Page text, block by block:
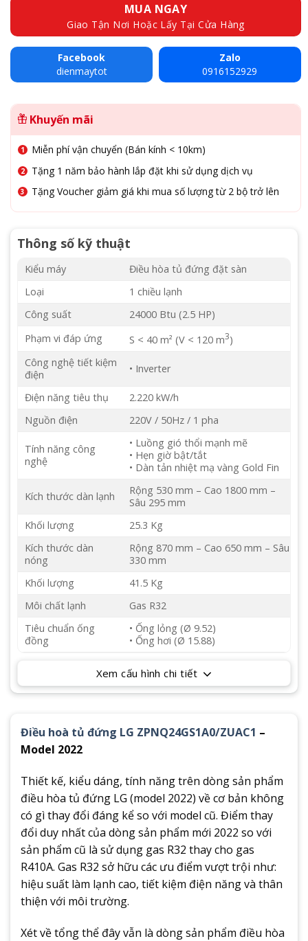
MUA NGAY
Giao Tận Nơi Hoặc Lấy Tại Cửa Hàng
Facebook
dienmaytot
Zalo
0916152929
Khuyến mãi
Miễn phí vận chuyển (Bán kính < 10km)
Tặng 1 năm bảo hành lắp đặt khi sử dụng dịch vụ
Tặng Voucher giảm giá khi mua số lượng từ 2 bộ trở lên
Điều hoà tủ đứng LG ZPNQ24GS1A0/ZUAC1 –
Model 2022
Thiết kế, kiểu dáng, tính năng trên dòng sản phẩm
điều hòa tủ đứng LG (model 2022) về cơ bản không
có gì thay đổi đáng kể so với model cũ. Điểm thay
đổi duy nhất của dòng sản phẩm mới 2022 so với
sản phẩm cũ là sử dụng gas R32 thay cho gas
R410A. Gas R32 sở hữu các ưu điểm vượt trội như:
hiệu suất làm lạnh cao, tiết kiệm điện năng và thân
thiện với môi trường.
Xét về tổng thể đây vẫn là dòng sản phẩm điều hòa
Thông số kỹ thuật
Kiểu máy
Điều hòa tủ đứng đặt sàn
Loại
1 chiều lạnh
Công suất
24000 Btu (2.5 HP)
Phạm vi đáp ứng
S < 40 m² (V < 120 m3)
Công nghệ tiết kiệm
điện
• Inverter
Điện năng tiêu thụ
2.220 kW/h
Nguồn điện
220V / 50Hz / 1 pha
Tính năng công
nghệ
• Luồng gió thổi mạnh mẽ
• Hẹn giờ bật/tắt
• Dàn tản nhiệt mạ vàng Gold Fin
Kích thước dàn lạnh
Rộng 530 mm – Cao 1800 mm –
Sâu 295 mm
Khối lượng
25.3 Kg
Kích thước dàn
nóng
Rộng 870 mm – Cao 650 mm – Sâu
330 mm
Khối lượng
41.5 Kg
Môi chất lạnh
Gas R32
Tiêu chuẩn ống
đồng
• Ống lỏng (Ø 9.52)
• Ống hơi (Ø 15.88)
Xem cấu hình chi tiết